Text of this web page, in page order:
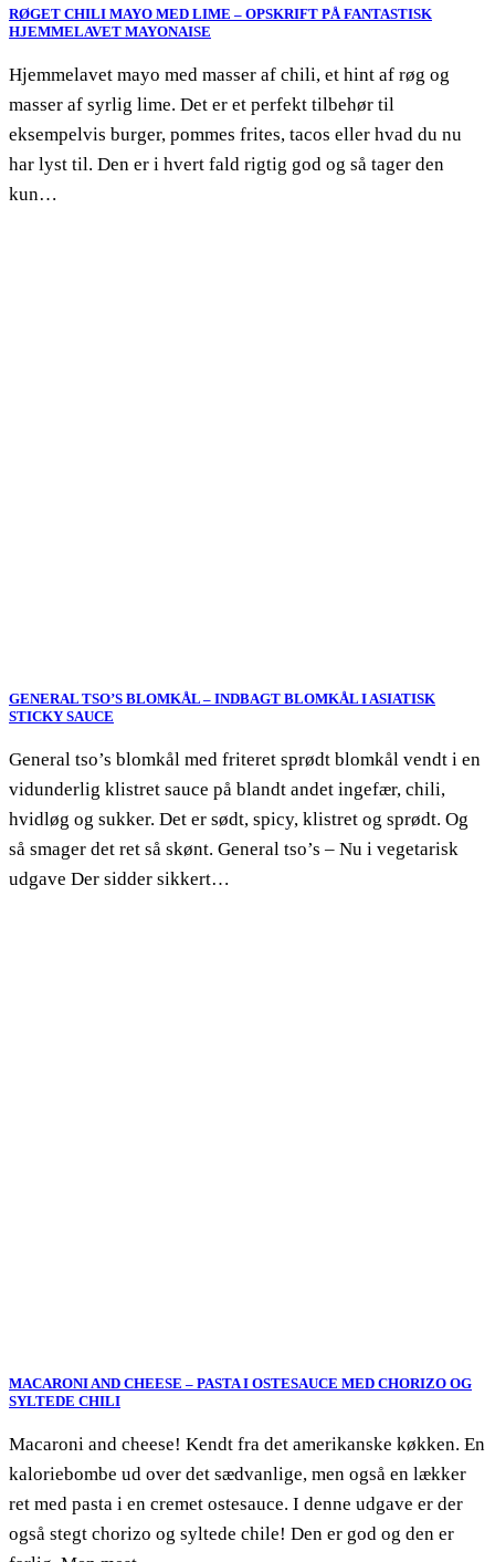
RØGET CHILI MAYO MED LIME – OPSKRIFT PÅ FANTASTISK
HJEMMELAVET MAYONAISE
Hjemmelavet mayo med masser af chili, et hint af røg og
masser af syrlig lime. Det er et perfekt tilbehør til
eksempelvis burger, pommes frites, tacos eller hvad du nu
har lyst til. Den er i hvert fald rigtig god og så tager den
kun…
GENERAL TSO’S BLOMKÅL – INDBAGT BLOMKÅL I ASIATISK
STICKY SAUCE
General tso’s blomkål med friteret sprødt blomkål vendt i en
vidunderlig klistret sauce på blandt andet ingefær, chili,
hvidløg og sukker. Det er sødt, spicy, klistret og sprødt. Og
så smager det ret så skønt. General tso’s – Nu i vegetarisk
udgave Der sidder sikkert…
MACARONI AND CHEESE – PASTA I OSTESAUCE MED CHORIZO OG
SYLTEDE CHILI
Macaroni and cheese! Kendt fra det amerikanske køkken. En
kaloriebombe ud over det sædvanlige, men også en lækker
ret med pasta i en cremet ostesauce. I denne udgave er der
også stegt chorizo og syltede chile! Den er god og den er